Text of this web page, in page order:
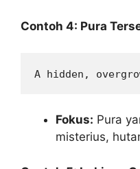
Contoh 4: Pura
A hidden,
Fokus: Pura
misterius,